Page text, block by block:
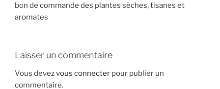
bon de commande des plantes sèches, tisanes et
aromates
Laisser un commentaire
Vous devezvous connecter pour publier un
commentaire.